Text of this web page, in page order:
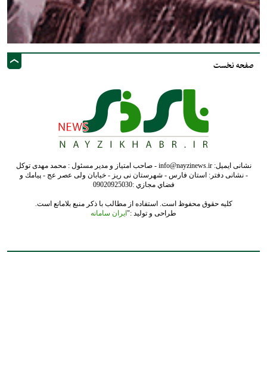
صفحه نخست
نشانی ایمیل: info@nayzinews.ir - صاحب امتیاز و مدیر مسئول : محمد مهدی توکل
- نشانی دفتر: استان فارس - شهرستان نی ریز - خیابان ولی عصر عج - پيامك و
فضاي مجازي :09020925030
کلیه حقوق محفوظ است. استفاده از مطالب با ذکر منبع بلامانع است.
طراحی و تولید :" ایران سامانه